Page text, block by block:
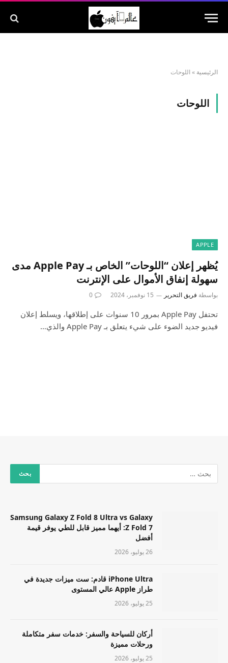
الرئيسية » اللوحات
اللوحات
APPLE
يُظهر إعلان “اللوحات” الخاص بـ Apple Pay مدى
سهولة إنفاق الأموال على الإنترنت
بواسطة فريق التحرير 15 نوفمبر، 2024 0
تحتفل Apple Pay بمرور 10 سنوات على إطلاقها، ويسلط إعلان
فيديو جديد الضوء على شيء يتعلق بـ Apple Pay والذي…
Samsung Galaxy Z Fold 8 Ultra vs Galaxy
Z Fold 7: أيهما مميز قابل للطي يوفر قيمة
أفضل
26 يوليو، 2026
iPhone Ultra قادم: ست ميزات جديدة في
طراز Apple عالي المستوى
25 يوليو، 2026
أركان للسياحة والسفر: خدمات سفر متكاملة
ورحلات مميزة
25 يوليو، 2026